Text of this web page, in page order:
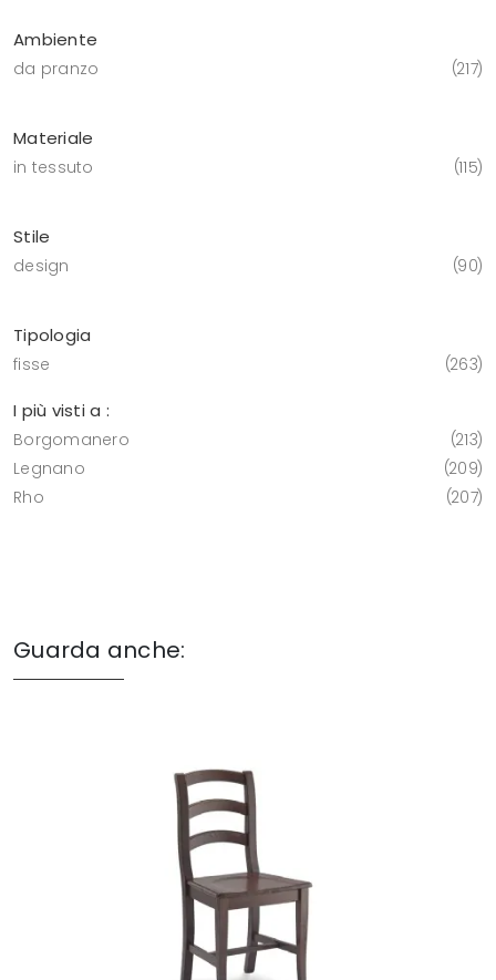
Ambiente
da pranzo 217
Materiale
in tessuto 115
Stile
design 90
Tipologia
fisse 263
I più visti a :
Borgomanero
213
Legnano
209
Rho
207
Guarda anche: